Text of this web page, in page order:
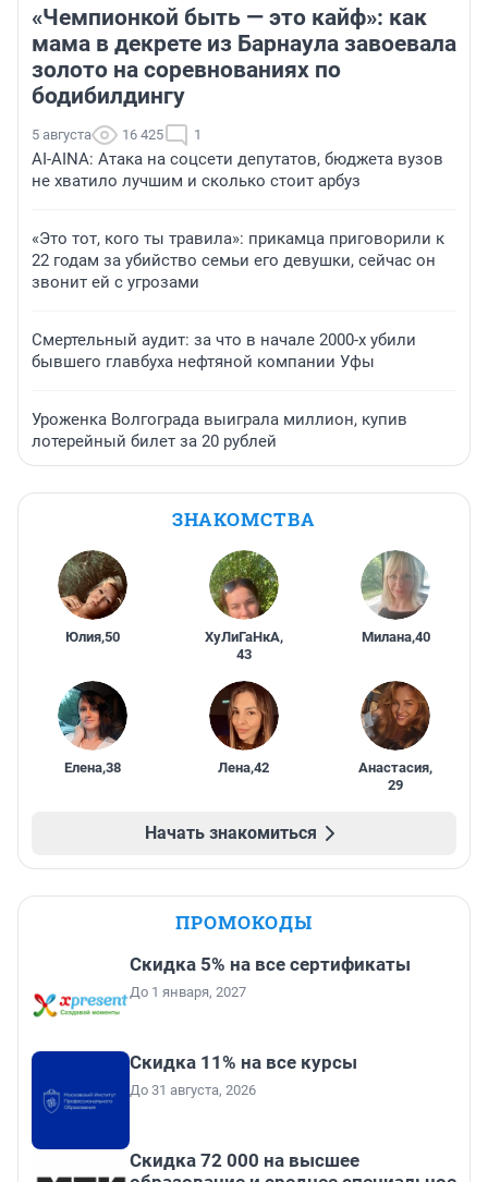
«Чемпионкой быть — это кайф»: как
мама в декрете из Барнаула завоевала
золото на соревнованиях по
бодибилдингу
5 августа 16 425 1
AI-AINA: Атака на соцсети депутатов, бюджета вузов
не хватило лучшим и сколько стоит арбуз
«Это тот, кого ты травила»: прикамца приговорили к
22 годам за убийство семьи его девушки, сейчас он
звонит ей с угрозами
Смертельный аудит: за что в начале 2000-х убили
бывшего главбуха нефтяной компании Уфы
Уроженка Волгограда выиграла миллион, купив
лотерейный билет за 20 рублей
ЗНАКОМСТВА
Юлия,50 ХуЛиГаНкА,
43
Милана,40
Елена,38 Лена,42 Анастасия,
29
Начать знакомиться
ПРОМОКОДЫ
Скидка 5% на все сертификаты
До 1 января, 2027
Скидка 11% на все курсы
До 31 августа, 2026
Скидка 72 000 на высшее